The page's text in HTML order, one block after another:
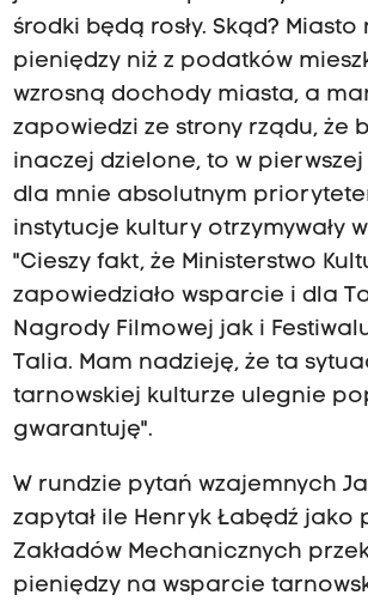
środki będą rosły. Skąd?
pieniędzy niż z podatków
wzrosną dochody miasta, a
zapowiedzi ze strony rządu, że
inaczej dzielone, to w
dla mnie absolutnym
instytucje kultury otrzymywały
"Cieszy fakt, że Ministerstwo
zapowiedziało wsparcie i dla
Nagrody Filmowej jak i
Talia. Mam nadzieję, że ta
tarnowskiej kulturze ulegnie
gwarantuję".
W rundzie pytań wzajemnych
zapytał ile Henryk Łabędź jako
Zakładów Mechanicznych
pieniędzy na wsparcie